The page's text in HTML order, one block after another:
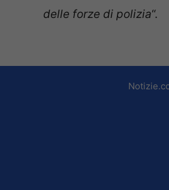
delle forze di polizia“.